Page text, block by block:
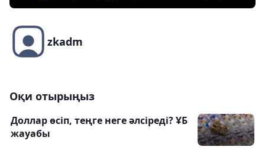
zkadm
Оқи отырыңыз
Доллар өсіп, теңге неге әлсіреді? ҰБ
жауабы